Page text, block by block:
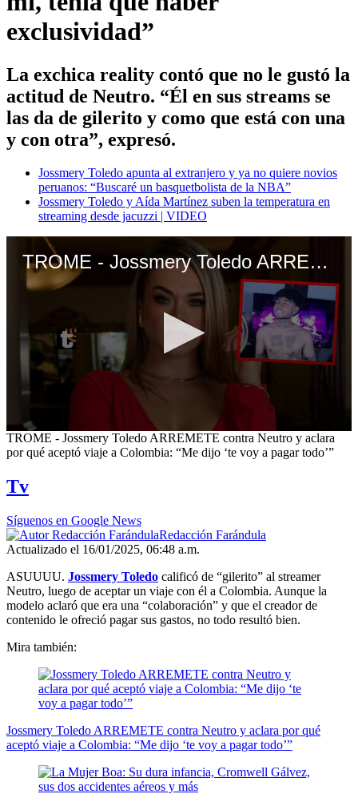
exclusividad”
La exchica reality contó que no le gustó la
actitud de Neutro. “Él en sus streams se
las da de gilerito y como que está con una
y con otra”, expresó.
Jossmery Toledo apunta al extranjero y ya no quiere novios
peruanos: “Buscaré un basquetbolista de la NBA”
Jossmery Toledo y Aída Martínez suben la temperatura en
streaming desde jacuzzi | VIDEO
TROME - Jossmery Toledo ARREMETE contra Neutro y aclara por qué aceptó viaje a Colombia: “Me dijo ‘te voy a pagar todo’”
0
seconds
of
minutes,
59
seconds
TROME - Jossmery Toledo ARREMETE contra Neutro y aclara
por qué aceptó viaje a Colombia: “Me dijo ‘te voy a pagar todo’”
Tv
Síguenos en Google News
Redacción Farándula
Actualizado el 16/01/2025, 06:48 a.m.
ASUUUU. Jossmery Toledo calificó de “gilerito” al streamer
Neutro, luego de aceptar un viaje con él a Colombia. Aunque la
modelo aclaró que era una “colaboración” y que el creador de
contenido le ofreció pagar sus gastos, no todo resultó bien.
Mira también:
Jossmery Toledo ARREMETE contra Neutro y aclara por qué
aceptó viaje a Colombia: “Me dijo ‘te voy a pagar todo’”